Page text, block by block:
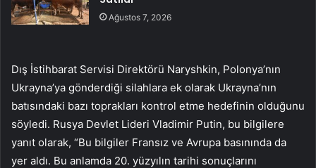
Ağustos 7, 2026
Dış İstihbarat Servisi Direktörü Naryshkin, Polonya’nın
Ukrayna’ya gönderdiği silahlara ek olarak Ukrayna’nın
batısındaki bazı toprakları kontrol etme hedefinin olduğunu
söyledi. Rusya Devlet Lideri Vladimir Putin, bu bilgilere
yanıt olarak, “Bu bilgiler Fransız ve Avrupa basınında da
yer aldı. Bu anlamda 20. yüzyılın tarihi sonuçlarını